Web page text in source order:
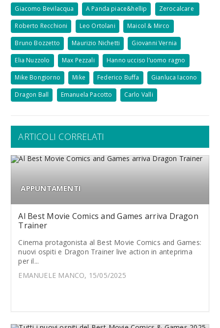
Giacomo Bevilacqua A Panda piace&hellip Zerocalcare
Roberto Recchioni Leo Ortolani Maicol & Mirco
Bruno Bozzetto Maurizio Nichetti Giovanni Vernia
Elia Nuzzolo Max Pezzali Hanno ucciso l’uomo ragno
Mike Bongiorno Mike Federico Buffa Gianluca Iacono
Dragon Ball Emanuela Pacotto Carlo Valli
ARTICOLI CORRELATI
APPUNTAMENTI
Al Best Movie Comics and Games arriva Dragon
Trainer
Cinema protagonista al Best Movie Comics and Games:
nuovi ospiti e Dragon Trainer live action in anteprima
per il...
EMANUELE MANCO, 15/05/2025